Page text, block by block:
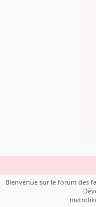
Bienvenue sur le forum des